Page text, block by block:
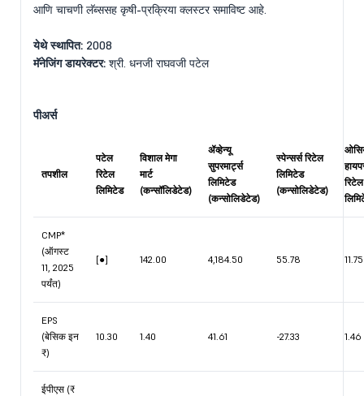
आणि चाचणी लॅब्ससह कृषी-प्रक्रिया क्लस्टर समाविष्ट आहे.
येथे स्थापित: 2008
मॅनेजिंग डायरेक्टर: श्री. धनजी राघवजी पटेल
पीअर्स
तपशील
पटेल
रिटेल
लिमिटेड
विशाल मेगा
मार्ट
(कन्सॉलिडेटेड)
ॲव्हेन्यू
सुपरमार्ट्स
लिमिटेड
(कन्सोलिडेटेड)
स्पेन्सर्स रिटेल
लिमिटेड
(कन्सोलिडेटेड)
रिटेल
CMP*
(ऑगस्ट
11, 2025
पर्यंत)
[●] 142.00 4,184.50 55.78 11.75
EPS
(बेसिक इन
₹)
10.30 1.40 41.61 -27.33 1.46
ईपीएस (₹